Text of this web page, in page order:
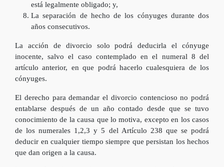
está legalmente obligado; y,
La separación de hecho de los cónyuges durante dos
años consecutivos.
La acción de divorcio solo podrá deducirla el cónyuge
inocente, salvo el caso contemplado en el numeral 8 del
artículo anterior, en que podrá hacerlo cualesquiera de los
cónyuges.
El derecho para demandar el divorcio contencioso no podrá
entablarse después de un año contado desde que se tuvo
conocimiento de la causa que lo motiva, excepto en los casos
de los numerales 1,2,3 y 5 del Artículo 238 que se podrá
deducir en cualquier tiempo siempre que persistan los hechos
que dan origen a la causa.